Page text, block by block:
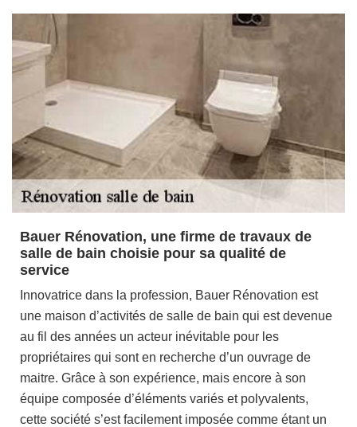
Bauer Rénovation, une firme de travaux de
salle de bain choisie pour sa qualité de
service
Innovatrice dans la profession, Bauer Rénovation est
une maison d’activités de salle de bain qui est devenue
au fil des années un acteur inévitable pour les
propriétaires qui sont en recherche d’un ouvrage de
maitre. Grâce à son expérience, mais encore à son
équipe composée d’éléments variés et polyvalents,
cette société s’est facilement imposée comme étant un